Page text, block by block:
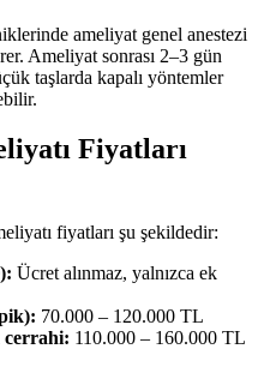
ameliyat genel anestezi
Ameliyat sonrası 2–3 gün
taşlarda kapalı yöntemler
Fiyatları
fiyatları şu şekildedir:
Ücret alınmaz, yalnızca ek
70.000 – 120.000 TL
cerrahi: 110.000 – 160.000 TL